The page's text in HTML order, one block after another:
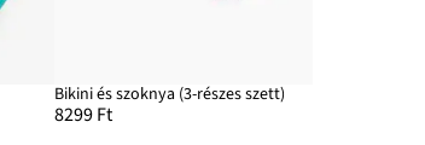
Bikini és szoknya (3-részes szett)
8299 Ft